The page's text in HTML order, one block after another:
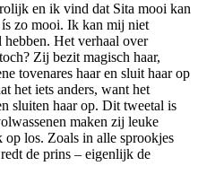
en ik vind dat Sita mooi kan
zo mooi. Ik kan mij niet
Het verhaal over
Zij bezit magisch haar,
tovenares haar en sluit haar op
het iets anders, want het
sluiten haar op. Dit tweetal is
maken zij leuke
los. Zoals in alle sprookjes
de prins – eigenlijk de